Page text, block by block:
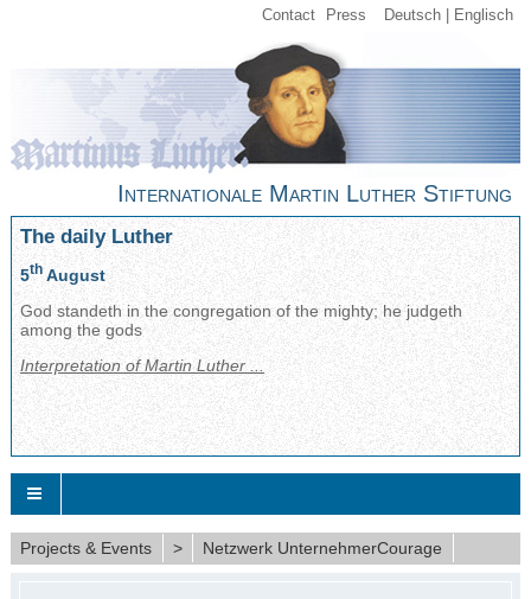
Contact Press Deutsch Englisch
Internationale Martin Luther Stiftung
The daily Luther
5thAugust
God standeth in the congregation of the mighty; he judgeth
among the gods
Interpretation of Martin Luther ...
Projects & Events > Netzwerk UnternehmerCourage